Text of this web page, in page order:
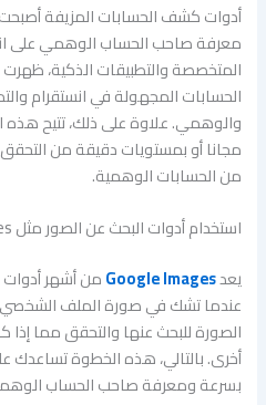
أدوات كشف الحسابات المزيفة
معرفة صاحب الحساب الوهمي على
المتخصصة والتطبيقات الذكية،
الحسابات المجهولة في انستقرام
والوهمي. علاوة على ذلك، تتيح هذه
مجانا أو بمستويات دقيقة من
من الحسابات الوهمية.
استخدام أدوات البحث عن الصور مثل Google Images
يعدGoogle Imagesمن أشهر
عندما تشك في صورة الملف الشخصي.
الصورة للبحث عنها والتحقق مما
أخرى. بالتالي، هذه الخطوة تساعدك
بسرعة ومعرفة صاحب الحساب